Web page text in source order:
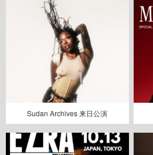
Sudan Archives 来日公演